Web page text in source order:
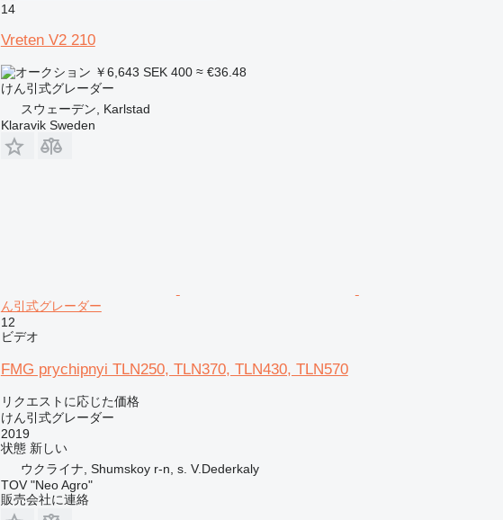
14
Vreten V2 210
￥6,643 SEK 400 ≈ €36.48
けん引式グレーダー
スウェーデン, Karlstad
Klaravik Sweden
ん引式グレーダー
12
ビデオ
FMG prychipnyi TLN250, TLN370, TLN430, TLN570
リクエストに応じた価格
けん引式グレーダー
2019
状態新しい
ウクライナ, Shumskoy r-n, s. V.Dederkaly
TOV "Neo Agro"
販売会社に連絡